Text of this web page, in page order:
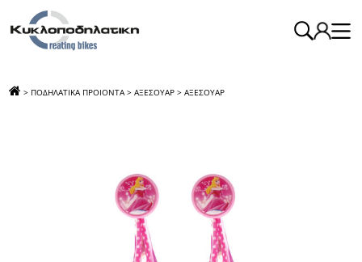
> ΠΟΔΗΛΑΤΙΚΑ ΠΡΟΙΟΝΤΑ > ΑΞΕΣΟΥΑΡ > ΑΞΕΣΟΥΑΡ